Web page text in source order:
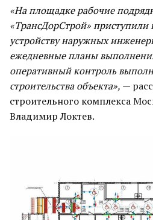
«На площадке рабочие
«ТрансДорСтрой» приступили
устройству наружных
ежедневные планы
оперативный контроль
строительства объекта», —
строительного комплекса
Владимир Локтев.